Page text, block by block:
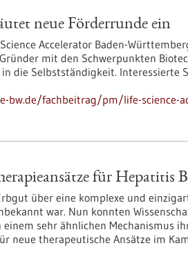
neue Förderrunde ein
Accelerator Baden-
mit den Schwerpunkten
die Selbstständigkeit. Interessierte
bw.de/fachbeitrag/pm/life-science-
für Hepatitis B
über eine komplexe und
war. Nun konnten
sehr ähnlichen Mechanismus
neue therapeutische Ansätze im